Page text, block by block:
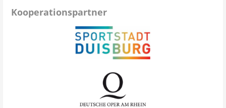
Kooperationspartner